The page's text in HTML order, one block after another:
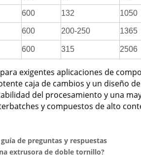
600 132 1050
600 200-250 1365
600 315 2506
exigentes aplicaciones de
caja de cambios y un diseño
del procesamiento y una
y compuestos de alto
de preguntas y respuestas
extrusora de doble tornillo?